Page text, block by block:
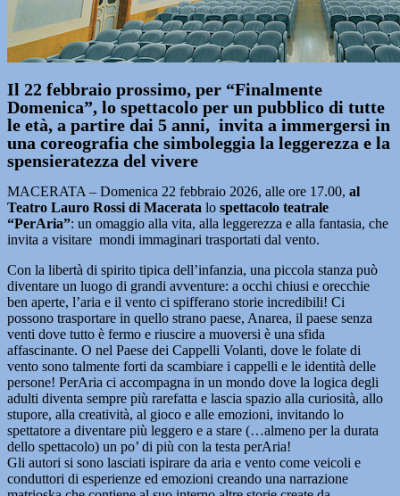
Il 22 febbraio prossimo, per “Finalmente
Domenica”, lo spettacolo per un pubblico di tutte
le età, a partire dai 5 anni, invita a immergersi in
una coreografia che simboleggia la leggerezza e la
spensieratezza del vivere
MACERATA – Domenica 22 febbraio 2026, alle ore 17.00, al
Teatro Lauro Rossi di Macerata lo spettacolo teatrale
“PerAria”: un omaggio alla vita, alla leggerezza e alla fantasia, che
invita a visitare mondi immaginari trasportati dal vento.
Con la libertà di spirito tipica dell’infanzia, una piccola stanza può
diventare un luogo di grandi avventure: a occhi chiusi e orecchie
ben aperte, l’aria e il vento ci spifferano storie incredibili! Ci
possono trasportare in quello strano paese, Anarea, il paese senza
venti dove tutto è fermo e riuscire a muoversi è una sfida
affascinante. O nel Paese dei Cappelli Volanti, dove le folate di
vento sono talmente forti da scambiare i cappelli e le identità delle
persone! PerAria ci accompagna in un mondo dove la logica degli
adulti diventa sempre più rarefatta e lascia spazio alla curiosità, allo
stupore, alla creatività, al gioco e alle emozioni, invitando lo
spettatore a diventare più leggero e a stare (…almeno per la durata
dello spettacolo) un po’ di più con la testa perAria!
Gli autori si sono lasciati ispirare da aria e vento come veicoli e
conduttori di esperienze ed emozioni creando una narrazione